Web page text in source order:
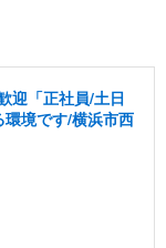
迎「正社員/土日
境です/横浜市西